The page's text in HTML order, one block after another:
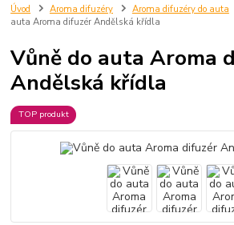
Úvod Aroma difuzéry Aroma difuzéry do auta
auta Aroma difuzér Andělská křídla
Vůně do auta Aroma
Andělská křídla
TOP produkt